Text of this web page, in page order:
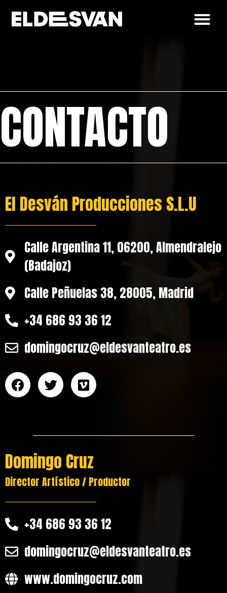
CONTACTO
El Desván Producciones S.L.U
Calle Argentina 11, 06200, Almendralejo
(Badajoz)
Calle Peñuelas 38, 28005, Madrid
+34 686 93 36 12
domingocruz@eldesvanteatro.es
Domingo Cruz
Director Artístico / Productor
+34 686 93 36 12
domingocruz@eldesvanteatro.es
www.domingocruz.com